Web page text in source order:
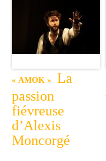
« AMOK »
La
passion
fiévreuse
d’Alexis
Moncorgé